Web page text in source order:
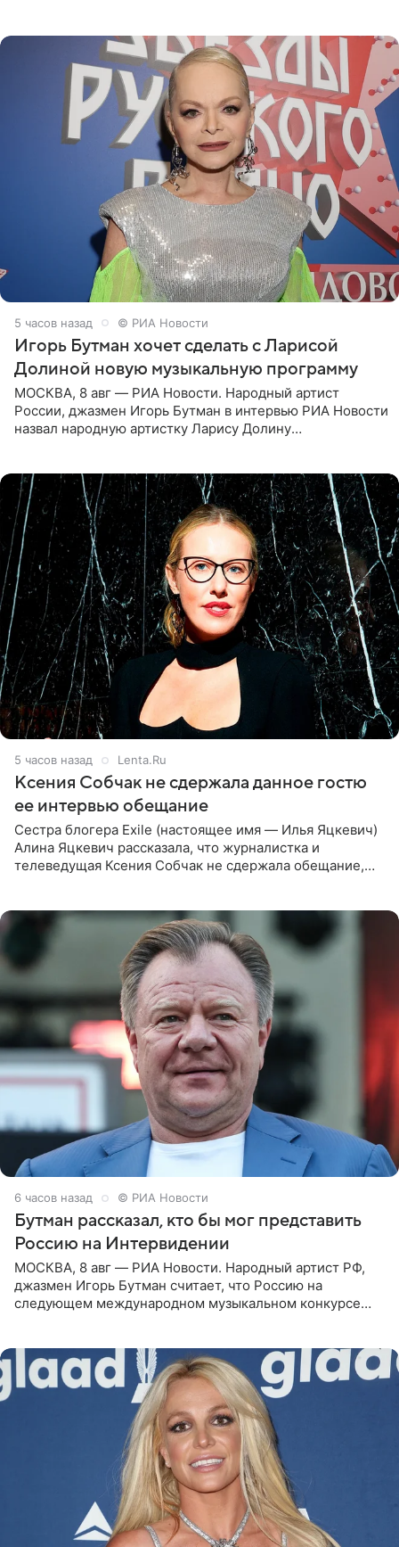
5 часов назад © РИА Новости
Игорь Бутман хочет сделать с Ларисой
Долиной новую музыкальную программу
МОСКВА, 8 авг — РИА Новости. Народный артист
России, джазмен Игорь Бутман в интервью РИА Новости
назвал народную артистку Ларису Долину
5 часов назад Lenta.Ru
Ксения Собчак не сдержала данное гостю
ее интервью обещание
Сестра блогера Exile (настоящее имя — Илья Яцкевич)
Алина Яцкевич рассказала, что журналистка и
телеведущая Ксения Собчак не сдержала обещание,
6 часов назад © РИА Новости
Бутман рассказал, кто бы мог представить
Россию на Интервидении
МОСКВА, 8 авг — РИА Новости. Народный артист РФ,
джазмен Игорь Бутман считает, что Россию на
следующем международном музыкальном конкурсе